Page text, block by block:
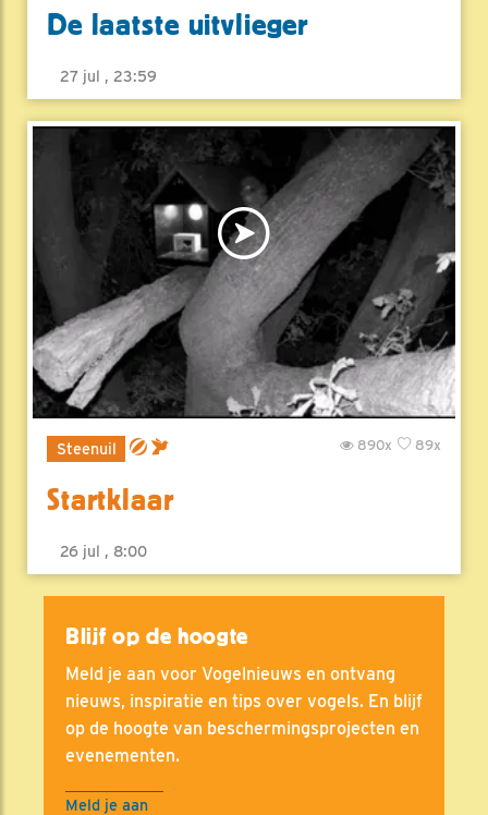
De laatste uitvlieger
27 jul , 23:59
Steenuil 89x
890x
Startklaar
26 jul , 8:00
Blijf op de hoogte
Meld je aan voor Vogelnieuws en ontvang
nieuws, inspiratie en tips over vogels. En blijf
op de hoogte van beschermingsprojecten en
evenementen.
Meld je aan